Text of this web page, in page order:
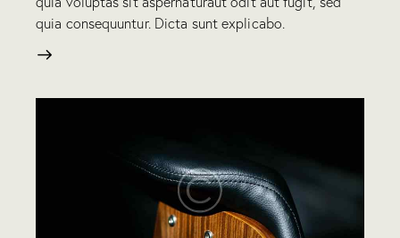
quia consequuntur. Dicta sunt explicabo.